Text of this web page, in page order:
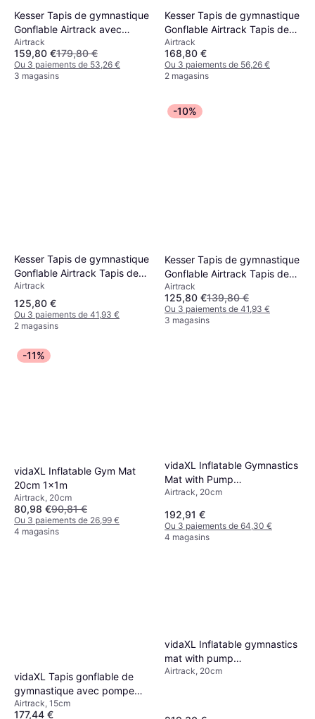
Kesser Tapis de gymnastique
Gonflable Airtrack avec
pompe et sac
Airtrack
159,80 €179,80 €
Ou 3 paiements de 53,26 €
3 magasins
Kesser Tapis de gymnastique
Gonflable Airtrack Tapis de
fitness Tapis de gymnastique
3/4/5/6m Sac de transport &
pompe à air électrique inclus
Airtrack
168,80 €
Ou 3 paiements de 56,26 €
2 magasins
Kesser Tapis de gymnastique
Gonflable Airtrack Tapis de
fitness Tapis de gymnastique
3/4/5/6m Sac de transport &
pompe à air électrique inclus
Tapis de yoga
Airtrack
125,80 €
Ou 3 paiements de 41,93 €
2 magasins
-10%
Kesser Tapis de gymnastique
Gonflable Airtrack Tapis de
fitness Tapis de gymnastique
3/4/5/6m Sac de transport &
pompe à air électrique inclus
Airtrack
125,80 €139,80 €
Ou 3 paiements de 41,93 €
3 magasins
-11%
vidaXL Inflatable Gym Mat
20cm 1x1m
Airtrack, 20cm
80,98 €90,81 €
Ou 3 paiements de 26,99 €
4 magasins
vidaXL Inflatable Gymnastics
Mat with Pump
400x100x20cm
Airtrack, 20cm
192,91 €
Ou 3 paiements de 64,30 €
4 magasins
vidaXL Tapis gonflable de
gymnastique avec pompe
400x100x15cm PVC Rose
Airtrack, 15cm
177,44 €
vidaXL Inflatable gymnastics
mat with pump
500x100x20cm
Airtrack, 20cm